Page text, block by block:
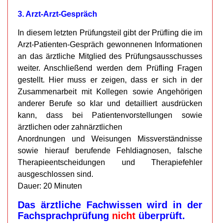
3. Arzt-Arzt-Gespräch
In diesem letzten Prüfungsteil gibt der Prüfling die im
Arzt-Patienten-Gespräch gewonnenen Informationen
an das ärztliche Mitglied des Prüfungsausschusses
weiter. Anschließend werden dem Prüfling Fragen
gestellt. Hier muss er zeigen, dass er sich in der
Zusammenarbeit mit Kollegen sowie Angehörigen
anderer Berufe so klar und detailliert ausdrücken
kann, dass bei Patientenvorstellungen sowie
ärztlichen oder zahnärztlichen
Anordnungen und Weisungen Missverständnisse
sowie hierauf berufende Fehldiagnosen, falsche
Therapieentscheidungen und Therapiefehler
ausgeschlossen sind.
Dauer: 20 Minuten
Das ärztliche Fachwissen wird in der
Fachsprachprüfung nicht überprüft.